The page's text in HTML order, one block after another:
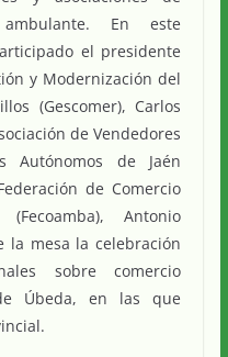
En este
el presidente
y Modernización del
(Gescomer), Carlos
de Vendedores
Autónomos de Jaén
de Comercio
Antonio
la mesa la celebración
sobre comercio
Úbeda, en las que